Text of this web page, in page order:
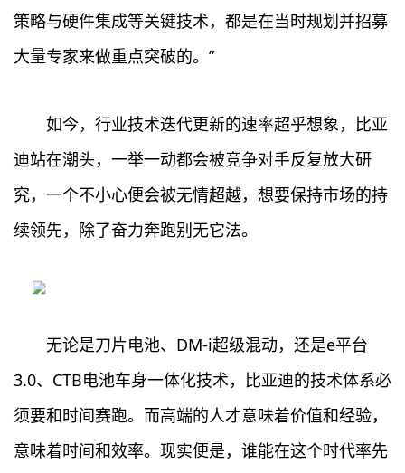
策略与硬件集成等关键技术，都是在当时规划并招募
大量专家来做重点突破的。”
如今，行业技术迭代更新的速率超乎想象，比亚
迪站在潮头，一举一动都会被竞争对手反复放大研
究，一个不小心便会被无情超越，想要保持市场的持
续领先，除了奋力奔跑别无它法。
无论是刀片电池、DM-i超级混动，还是e平台
3.0、CTB电池车身一体化技术，比亚迪的技术体系必
须要和时间赛跑。而高端的人才意味着价值和经验，
意味着时间和效率。现实便是，谁能在这个时代率先